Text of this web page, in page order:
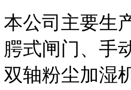
本公司主要生
腭式闸门、手
双轴粉尘加湿